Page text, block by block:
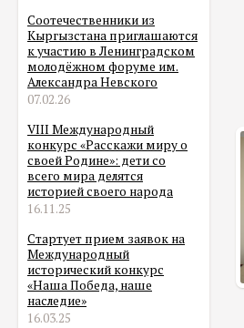
Соотечественники из
Кыргызстана приглашаются
к участию в Ленинградском
молодёжном форуме им.
Александра Невского
07.02.26
VIII Международный
конкурс «Расскажи миру о
своей Родине»: дети со
всего мира делятся
историей своего народа
16.11.25
Стартует прием заявок на
Международный
исторический конкурс
«Наша Победа, наше
наследие»
16.03.25